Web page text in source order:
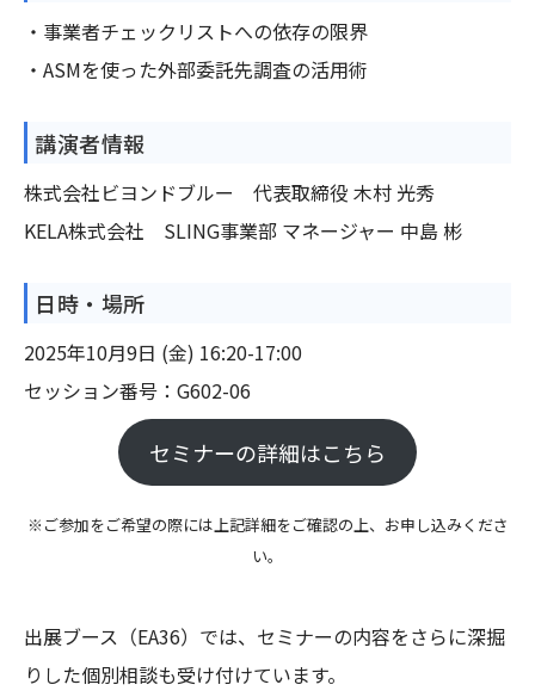
・事業者チェックリストへの依存の限界
・ASMを使った外部委託先調査の活用術
講演者情報
株式会社ビヨンドブルー 代表取締役 木村 光秀
KELA株式会社 SLING事業部 マネージャー 中島 彬
日時・場所
2025年10月9日 (金) 16:20-17:00
セッション番号：G602-06
セミナーの詳細はこちら
※ご参加をご希望の際には上記詳細をご確認の上、お申し込みくださ
い。
出展ブース（EA36）では、セミナーの内容をさらに深掘
りした個別相談も受け付けています。